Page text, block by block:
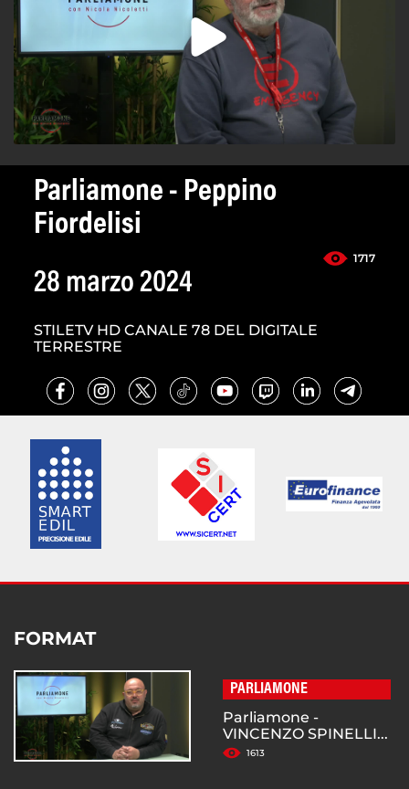
Parliamone - Peppino
Fiordelisi
1717
28 marzo 2024
STILETV HD CANALE 78 DEL DIGITALE
TERRESTRE
FORMAT
PARLIAMONE
Parliamone -
VINCENZO SPINELLI...
1613